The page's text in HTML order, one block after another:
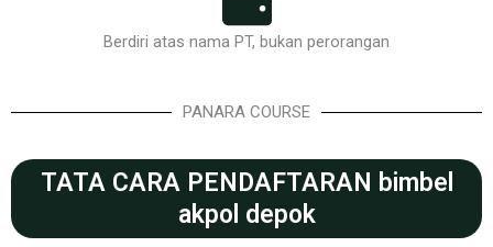
Berdiri atas nama PT, bukan perorangan
PANARA COURSE
TATA CARA PENDAFTARAN bimbel
akpol depok